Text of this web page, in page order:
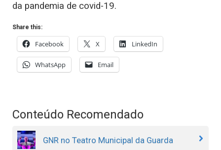
da pandemia de covid-19.
Share this:
Facebook X LinkedIn
WhatsApp Email
Conteúdo Recomendado
GNR no Teatro Municipal da Guarda